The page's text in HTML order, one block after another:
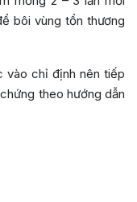
bôi vùng tổn thương
vào chỉ định nên tiếp
theo hướng dẫn